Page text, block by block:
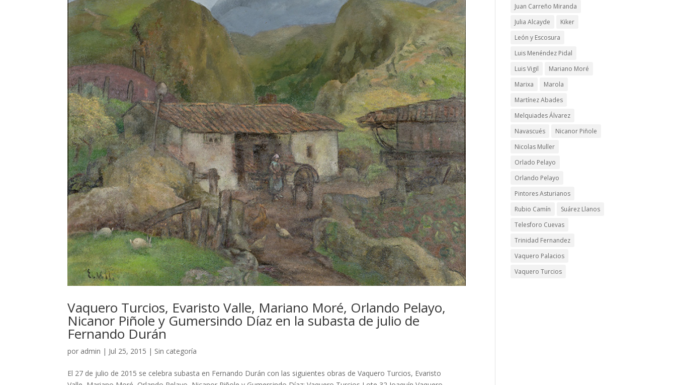
Vaquero Turcios, Evaristo Valle, Mariano Moré, Orlando Pelayo,
Nicanor Piñole y Gumersindo Díaz en la subasta de julio de
Fernando Durán
por admin | Jul 25, 2015 | Sin categoría
El 27 de julio de 2015 se celebra subasta en Fernando Durán con las siguientes obras de Vaquero Turcios, Evaristo
Juan Carreño Miranda
Julia Alcayde
Kiker
León y Escosura
Luis Menéndez Pidal
Luis Vigil
Mariano Moré
Marixa
Marola
Martínez Abades
Melquiades Álvarez
Navascués
Nicanor Piñole
Nicolas Muller
Orlado Pelayo
Orlando Pelayo
Pintores Asturianos
Rubio Camín
Suárez Llanos
Telesforo Cuevas
Trinidad Fernandez
Vaquero Palacios
Vaquero Turcios